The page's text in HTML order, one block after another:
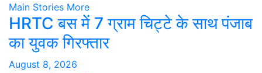
Main Stories More
HRTC बस में 7 ग्राम चिट्टे के साथ पंजाब
का युवक गिरफ्तार
August 8, 2026